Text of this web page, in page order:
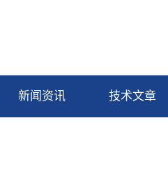
新闻资讯 技术文章